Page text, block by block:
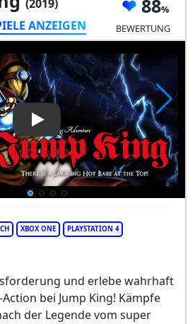
(2019)
ANZEIGEN
88
BEWERTUNG
Play Video: Jump King
XBOX ONE PLAYSTATION 4
und erlebe wahrhaft
bei Jump King! Kämpfe
der Legende vom super